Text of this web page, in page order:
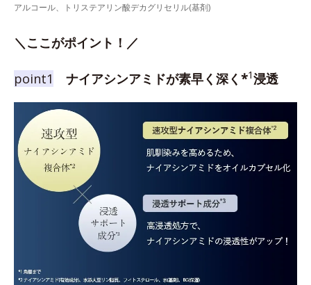
アルコール、トリステアリン酸デカグリセリル(基剤)
＼ここがポイント！／
point1 ナイアシンアミドが素早く深く*1浸透